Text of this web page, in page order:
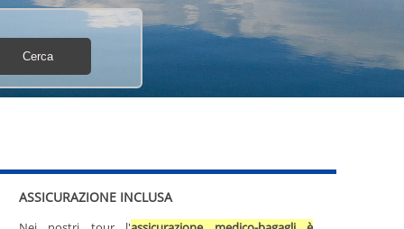
ASSICURAZIONE INCLUSA